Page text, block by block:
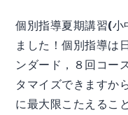
個別指導夏期講習(小
ました！個別指導は
ンダード，８回コー
タマイズできますか
に最大限こたえるこ